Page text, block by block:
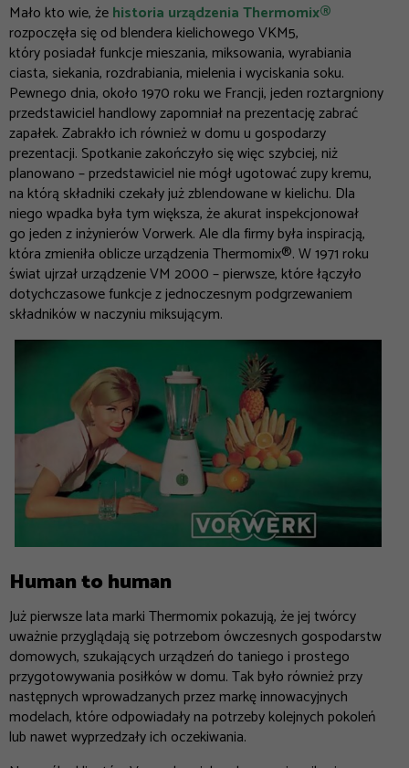
Mało kto wie, żehistoria urządzenia Thermomix®
rozpoczęła się od blendera kielichowego VKM5,
który posiadał funkcje mieszania, miksowania, wyrabiania
ciasta, siekania, rozdrabiania, mielenia i wyciskania soku.
Pewnego dnia, około 1970 roku we Francji, jeden roztargniony
przedstawiciel handlowy zapomniał na prezentację zabrać
zapałek. Zabrakło ich również w domu u gospodarzy
prezentacji. Spotkanie zakończyło się więc szybciej, niż
planowano – przedstawiciel nie mógł ugotować zupy kremu,
na którą składniki czekały już zblendowane w kielichu. Dla
niego wpadka była tym większa, że akurat inspekcjonował
go jeden z inżynierów Vorwerk. Ale dla firmy była inspiracją,
która zmieniła oblicze urządzenia Thermomix®. W 1971 roku
świat ujrzał urządzenie VM 2000 – pierwsze, które łączyło
dotychczasowe funkcje z jednoczesnym podgrzewaniem
składników w naczyniu miksującym.
Human to human
Już pierwsze lata marki Thermomix pokazują, że jej twórcy
uważnie przyglądają się potrzebom ówczesnych gospodarstw
domowych, szukających urządzeń do taniego i prostego
przygotowywania posiłków w domu. Tak było również przy
następnych wprowadzanych przez markę innowacyjnych
modelach, które odpowiadały na potrzeby kolejnych pokoleń
lub nawet wyprzedzały ich oczekiwania.